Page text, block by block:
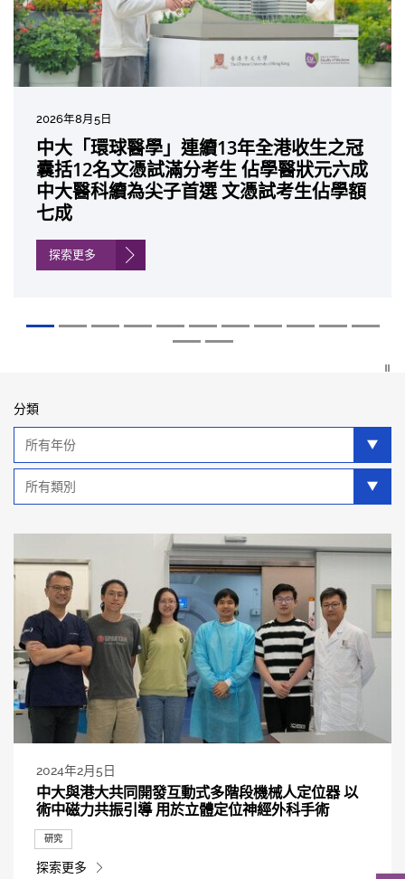
2026年8月5日
中大「環球醫學」連續13年全港收生之冠
囊括12名文憑試滿分考生 佔學醫狀元六成
中大醫科續為尖子首選 文憑試考生佔學額
七成
探索更多
2026年7月10日
中大研發「AI-OCT」系統助測糖尿黃斑水
腫 假陽性轉介個案銳減六成 縮短患者輪
候診症時間
2026年7月10日
中大黃秀娟教授獲頒中國工程界最高榮譽
「光華工程科技獎」 成為今屆醫藥衞生領
域唯一香港學者
2026年7月7日
中大新設「香港中文大學鳳凰獎學金」嘉
許公開試狀元 鼓勵學醫狀元走出課堂放眼
世界 裝備21世紀妙手仁醫
2026年6月29日
中大全新一站式PGT-Plus方案 精準辨識
傳統檢測中複雜基因異常「盲點」 降低人
工受孕流產及異常妊娠風險
2026年6月22日
中大發現青光眼治療新靶點 小鼠實驗證實
可恢復七成視力 有助開創嶄新神經保護療
法
2026年6月17日
中大成功拆解肝癌免疫治療耐藥性機制 揭
一種免疫細胞具「除廢餵食」新功能助癌
細胞耐藥性
2026年6月10日
中大與多名全球專家共同牽頭跨國肺癌研
究 逾半晚期ALK陽性肺癌病人七年無惡化
因特定基因異常而引起的肺癌有望變成
「慢性病」 患者可與病共存
探索更多
2026年6月5日
中大教授陳重娥獲頒「清野裕傑出領袖
獎」 成為本港首名學者榮膺亞洲糖尿病教
研最高榮譽
2026年6月2日
中大匯聚逾200位區域專家 探討私人醫療
保險如何推動全民健康覆蓋
探索更多
2026年5月19日
中大張源津醫生成首位亞洲研究員 榮獲國
際泌尿科權威獎項John K. Lattimer 講座
獎
2026年5月14日
中大取得「從實驗室到臨床應用」研究突
破 初步證實GLP-1藥物可改善嚴重中風康
復情況
分類
類
類
2024年2月5日
中大與港大共同開發互動式多階段機械人定位器 以
術中磁力共振引導 用於立體定位神經外科手術
研究
探索更多